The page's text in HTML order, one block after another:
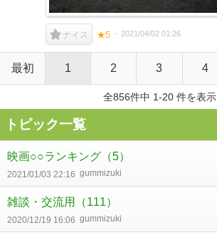
ナイス ★5 2021/04/02 01:26
最初 1 2 3 4
全856件中 1-20 件を表示
トピック一覧
映画○○ランキング （5）
2021/01/03 22:16 gummizuki
雑談・交流用 （111）
2020/12/19 16:06 gummizuki